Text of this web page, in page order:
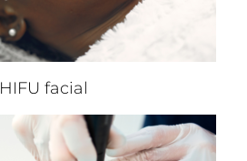
HIFU facial